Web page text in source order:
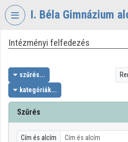
Fejléc kihagyása
I. Béla Gimnázium
VIDEOTORIUM
BÉLA
GIMNÁZIUM
Intézményi kezdőlap
Bejelentkezés
Intézményi felfedezés
szűrés...
kategóriák...
Szűrés
Cím és alcím